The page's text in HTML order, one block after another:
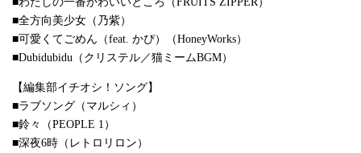
■全方向美少女（乃紫）
■可愛くてごめん（feat. かぴ）（HoneyWorks）
■Dubidubidu（クリステル／猫ミームBGM）
【編集部イチオシ！ソング】
■ラブソング（マルシィ）
■鈴々（PEOPLE 1）
■深夜6時（レトロリロン）